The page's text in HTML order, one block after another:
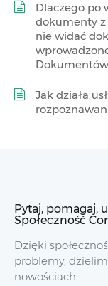
Dlaczego po
dokumenty
nie widać
Jak działa
Pytaj, pomagaj,
Społeczność
Dzięki
problemy,
nowościach.